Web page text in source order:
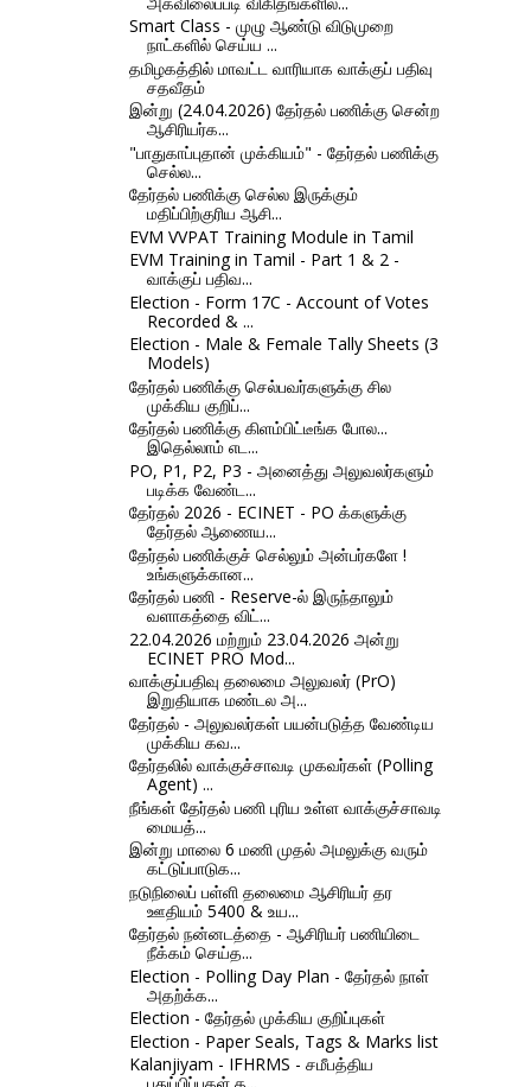
Smart Class - முழு ஆண்டு விடுமுறை
நாட்களில் செய்ய ...
தமிழகத்தில் மாவட்ட வாரியாக வாக்குப் பதிவு
சதவீதம்
இன்று (24.04.2026) தேர்தல் பணிக்கு சென்ற
ஆசிரியர்க...
"பாதுகாப்புதான் முக்கியம்" - தேர்தல் பணிக்கு
செல்ல...
தேர்தல் பணிக்கு செல்ல இருக்கும்
மதிப்பிற்குரிய ஆசி...
EVM VVPAT Training Module in Tamil
EVM Training in Tamil - Part 1 & 2 -
வாக்குப் பதிவ...
Election - Form 17C - Account of Votes
Recorded & ...
Election - Male & Female Tally Sheets (3
Models)
தேர்தல் பணிக்கு செல்பவர்களுக்கு சில
முக்கிய குறிப்...
தேர்தல் பணிக்கு கிளம்பிட்டீங்க போல...
இதெல்லாம் எட...
PO, P1, P2, P3 - அனைத்து அலுவலர்களும்
படிக்க வேண்ட...
தேர்தல் 2026 - ECINET - PO க்களுக்கு
தேர்தல் ஆணைய...
தேர்தல் பணிக்குச் செல்லும் அன்பர்களே !
உங்களுக்கான...
தேர்தல் பணி - Reserve-ல் இருந்தாலும்
வளாகத்தை விட்...
22.04.2026 மற்றும் 23.04.2026 அன்று
ECINET PRO Mod...
வாக்குப்பதிவு தலைமை அலுவலர் (PrO)
இறுதியாக மண்டல அ...
தேர்தல் - அலுவலர்கள் பயன்படுத்த வேண்டிய
முக்கிய கவ...
தேர்தலில் வாக்குச்சாவடி முகவர்கள் (Polling
Agent) ...
நீங்கள் தேர்தல் பணி புரிய உள்ள வாக்குச்சாவடி
மையத்...
இன்று மாலை 6 மணி முதல் அமலுக்கு வரும்
கட்டுப்பாடுக...
நடுநிலைப் பள்ளி தலைமை ஆசிரியர் தர
ஊதியம் 5400 & உய...
தேர்தல் நன்னடத்தை - ஆசிரியர் பணியிடை
நீக்கம் செய்த...
Election - Polling Day Plan - தேர்தல் நாள்
அதற்க்க...
Election - தேர்தல் முக்கிய குறிப்புகள்
Election - Paper Seals, Tags & Marks list
Kalanjiyam - IFHRMS - சமீபத்திய